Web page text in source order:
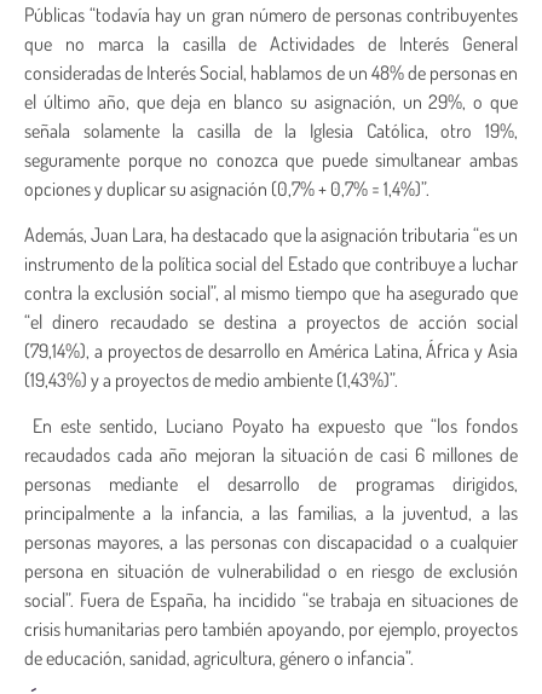
Públicas “todavía hay un gran número de personas contribuyentes
que no marca la casilla de Actividades de Interés General
consideradas de Interés Social, hablamos de un 48% de personas en
el último año, que deja en blanco su asignación, un 29%, o que
señala solamente la casilla de la Iglesia Católica, otro 19%,
seguramente porque no conozca que puede simultanear ambas
opciones y duplicar su asignación (0,7% + 0,7% = 1,4%)”.
Además, Juan Lara, ha destacado que la asignación tributaria “es un
instrumento de la política social del Estado que contribuye a luchar
contra la exclusión social”, al mismo tiempo que ha asegurado que
“el dinero recaudado se destina a proyectos de acción social
(79,14%), a proyectos de desarrollo en América Latina, África y Asia
(19,43%) y a proyectos de medio ambiente (1,43%)”.
En este sentido, Luciano Poyato ha expuesto que “los fondos
recaudados cada año mejoran la situación de casi 6 millones de
personas mediante el desarrollo de programas dirigidos,
principalmente a la infancia, a las familias, a la juventud, a las
personas mayores, a las personas con discapacidad o a cualquier
persona en situación de vulnerabilidad o en riesgo de exclusión
social”. Fuera de España, ha incidido “se trabaja en situaciones de
crisis humanitarias pero también apoyando, por ejemplo, proyectos
de educación, sanidad, agricultura, género o infancia”.